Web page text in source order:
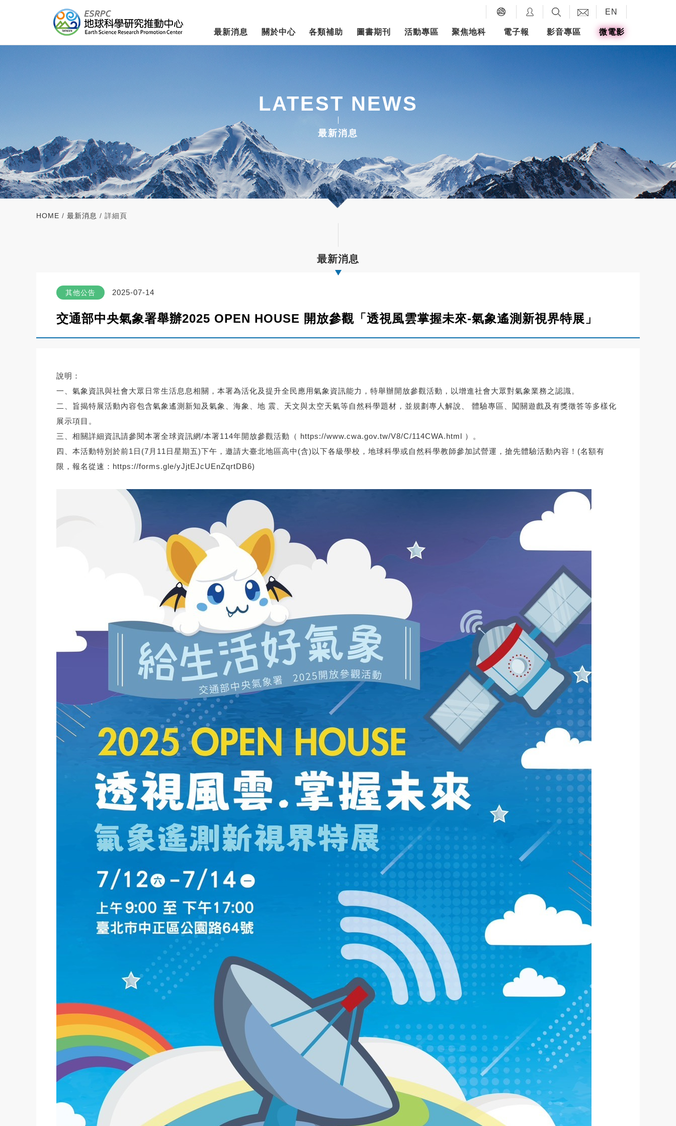
EN
最新消息 關於中心 各類補助 圖書期刊 活動專區 聚焦地科 電子報 影音專區 微電影
LATEST NEWS
最新消息
HOME / 最新消息 / 詳細頁
最新消息
其他公告 2025-07-14
交通部中央氣象署舉辦2025 OPEN HOUSE 開放參觀「透視風雲掌握未來-氣象遙測新視界特展」
說明：
一、氣象資訊與社會大眾日常生活息息相關，本署為活化及提升全民應用氣象資訊能力，特舉辦開放參觀活動，以增進社會大眾對氣象業務之認識。
二、旨揭特展活動內容包含氣象遙測新知及氣象、海象、地 震、天文與太空天氣等自然科學題材，並規劃專人解說、 體驗專區、闖關遊戲及有獎徵答等多樣化
展示項目。
三、相關詳細資訊請參閱本署全球資訊網/本署114年開放參觀活動（ https://www.cwa.gov.tw/V8/C/114CWA.html ）。
四、本活動特別於前1日(7月11日星期五)下午，邀請大臺北地區高中(含)以下各級學校，地球科學或自然科學教師參加試營運，搶先體驗活動內容！(名額有
限，報名從速： https://forms.gle/yJjtEJcUEnZqrtDB6)